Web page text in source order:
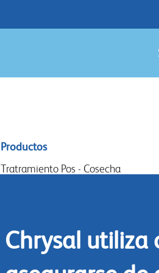
Sitemap
menu
Productos
Tratramiento Pos - Cosecha
Commidas florales
Chrysal utiliza